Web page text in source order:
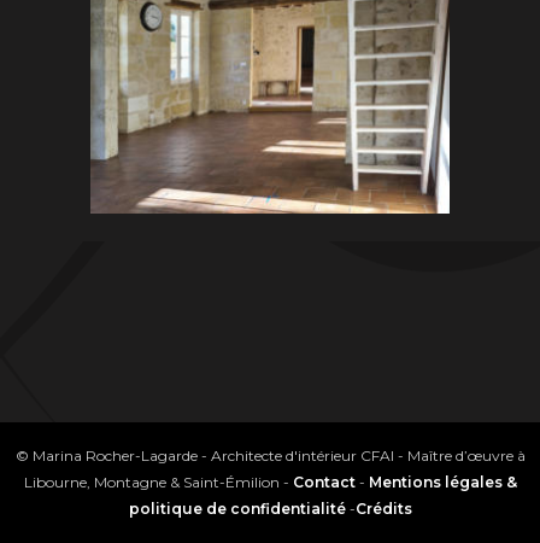
© Marina Rocher-Lagarde - Architecte d'intérieur CFAI - Maître d’œuvre à
Libourne, Montagne & Saint-Émilion - Contact- Mentions légales &
politique de confidentialité-Crédits